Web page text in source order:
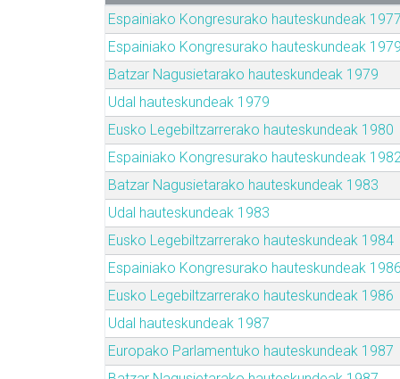
Espainiako Kongresurako hauteskundeak 1977
Espainiako Kongresurako hauteskundeak 1979
Batzar Nagusietarako hauteskundeak 1979
Udal hauteskundeak 1979
Eusko Legebiltzarrerako hauteskundeak 1980
Espainiako Kongresurako hauteskundeak 1982
Batzar Nagusietarako hauteskundeak 1983
Udal hauteskundeak 1983
Eusko Legebiltzarrerako hauteskundeak 1984
Espainiako Kongresurako hauteskundeak 1986
Eusko Legebiltzarrerako hauteskundeak 1986
Udal hauteskundeak 1987
Europako Parlamentuko hauteskundeak 1987